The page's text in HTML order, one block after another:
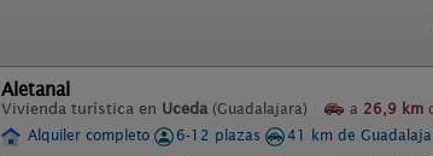
Aletanal
Vivienda turística en Uceda (Guadalajara) a 26,9 km
Alquiler completo
6-12 plazas
41 km de